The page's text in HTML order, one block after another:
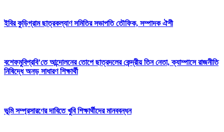
ইবির কুড়িগ্রাম ছাত্রকল্যাণ সমিতির সভাপতি তৌফিক, সম্পাদক ঐশী
বশেফমুবিপ্রবি’তে আন্দোলনের তোপে ছাত্রদলের কেন্দ্রীয় তিন নেতা, ক্যাম্পাসে রাজনীতি
নিষিদ্ধে অনড় সাধারণ শিক্ষার্থী
ভূমি সম্প্রসারণের দাবিতে খুবি শিক্ষার্থীদের মানববন্ধন